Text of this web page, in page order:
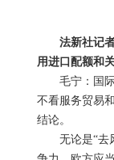
法新社记
用进口配额和
毛宁：国
不看服务贸易
结论。
无论是“去